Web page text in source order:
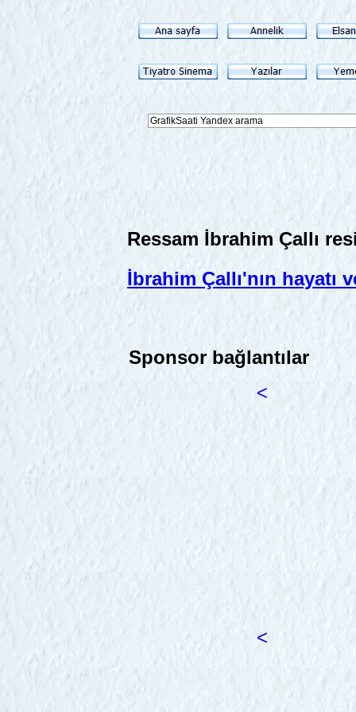
Ressam İbrahim Çallı
İbrahim Çallı'nın hayatı
Sponsor bağlantılar
<
<